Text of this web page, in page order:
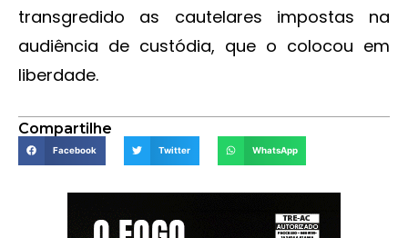
transgredido as cautelares impostas na
audiência de custódia, que o colocou em
liberdade.
Compartilhe
Facebook Twitter WhatsApp